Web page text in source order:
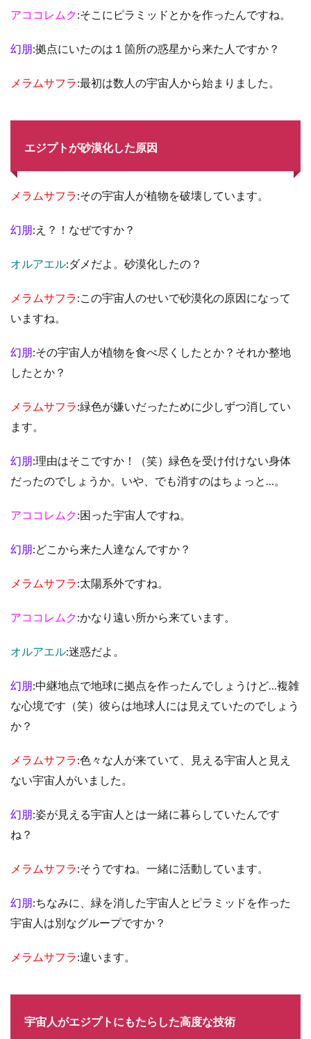
アココレムク:そこにピラミッドとかを作ったんですね。
幻朋:拠点にいたのは１箇所の惑星から来た人ですか？
メラムサフラ:最初は数人の宇宙人から始まりました。
エジプトが砂漠化した原因
メラムサフラ:その宇宙人が植物を破壊しています。
幻朋:え？！なぜですか？
オルアエル:ダメだよ。砂漠化したの？
メラムサフラ:この宇宙人のせいで砂漠化の原因になって
いますね。
幻朋:その宇宙人が植物を食べ尽くしたとか？それか整地
したとか？
メラムサフラ:緑色が嫌いだったために少しずつ消してい
ます。
幻朋:理由はそこですか！（笑）緑色を受け付けない身体
だったのでしょうか。いや、でも消すのはちょっと…。
アココレムク:困った宇宙人ですね。
幻朋:どこから来た人達なんですか？
メラムサフラ:太陽系外ですね。
アココレムク:かなり遠い所から来ています。
オルアエル:迷惑だよ。
幻朋:中継地点で地球に拠点を作ったんでしょうけど…複雑
な心境です（笑）彼らは地球人には見えていたのでしょう
か？
メラムサフラ:色々な人が来ていて、見える宇宙人と見え
ない宇宙人がいました。
幻朋:姿が見える宇宙人とは一緒に暮らしていたんです
ね？
メラムサフラ:そうですね。一緒に活動しています。
幻朋:ちなみに、緑を消した宇宙人とピラミッドを作った
宇宙人は別なグループですか？
メラムサフラ:違います。
宇宙人がエジプトにもたらした高度な技術